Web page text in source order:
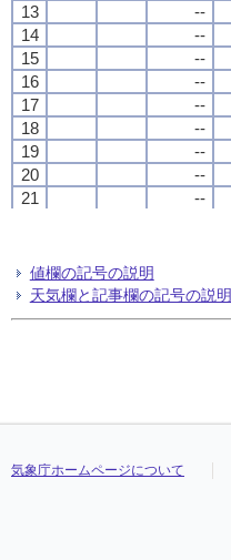
13
--
14
--
15
--
16
--
17
--
18
--
19
--
20
--
21
--
24
13
--
14
--
15
--
16
--
17
--
18
--
19
--
20
--
21
--
24
13
--
14
--
15
--
16
--
17
--
18
--
19
--
20
--
21
--
24
13
--
14
--
15
--
16
--
17
--
18
--
19
--
20
--
21
--
24
値欄の記号の説明
天気欄と記事欄の記号の説明
気象庁ホームページについて